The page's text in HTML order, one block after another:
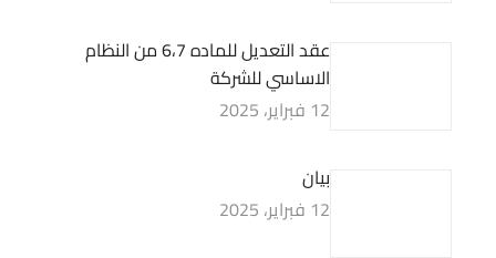
عقد التعديل للماده 6،7 من النظام
الاساسي للشركة
12 فبراير، 2025
بيان
12 فبراير، 2025